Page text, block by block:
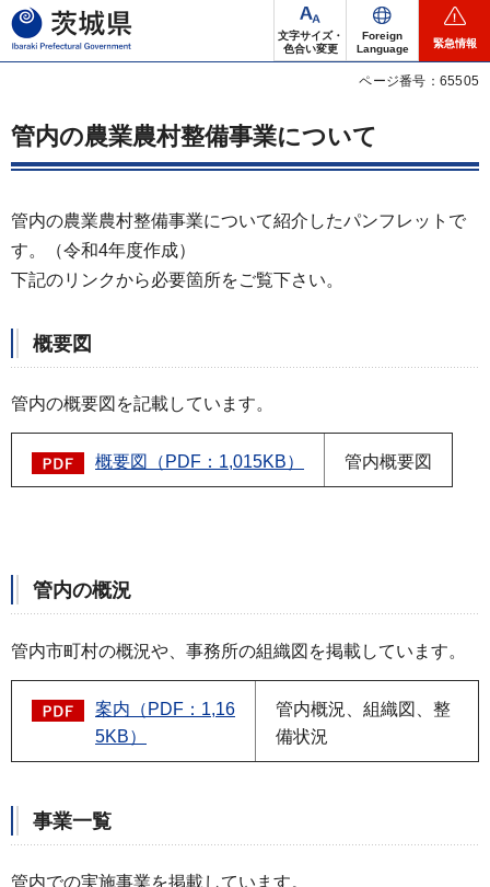
茨城県
文字サイズ・
色合い変更
Foreign
Language
緊急情報
ページ番号：65505
管内の農業農村整備事業について
管内の農業農村整備事業について紹介したパンフレットで
す。（令和4年度作成）
下記のリンクから必要箇所をご覧下さい。
概要図
管内の概要図を記載しています。
概要図（PDF：1,015KB） 管内概要図
管内の概況
管内市町村の概況や、事務所の組織図を掲載しています。
案内（PDF：1,16
5KB）
管内概況、組織図、整
備状況
事業一覧
管内での実施事業を掲載しています。